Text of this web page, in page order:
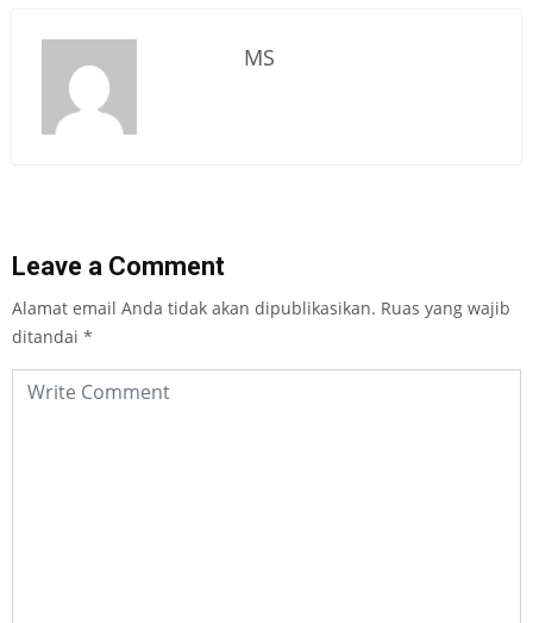
MS
Leave a Comment
Alamat email Anda tidak akan dipublikasikan. Ruas yang wajib
ditandai *